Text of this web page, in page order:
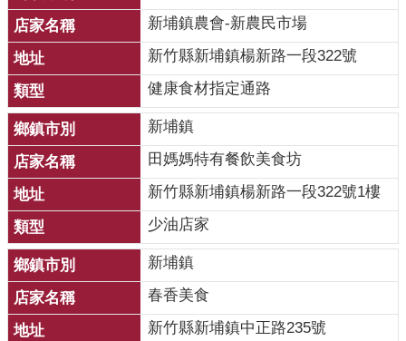
測
驗
兒
童
牙
齒
塗
氟
M
痘
醫
療
器
材
新埔鎮農會-新農民市場
新竹縣新埔鎮楊新路一段322號
健康食材指定通路
新埔鎮
田媽媽特有餐飲美食坊
新竹縣新埔鎮楊新路一段322號1樓
少油店家
新埔鎮
春香美食
新竹縣新埔鎮中正路235號